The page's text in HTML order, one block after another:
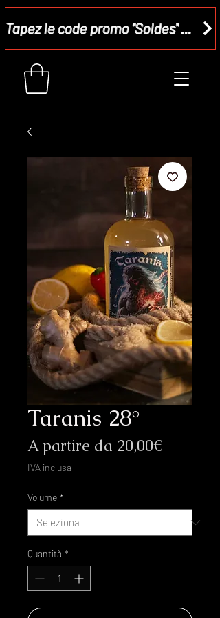
Tapez le code promo "Soldes" dans votre panier et recevez - 15 %
Taranis 28°
A partire da 20,00€Prezzo
IVA inclusa
Volume *
Quantità *